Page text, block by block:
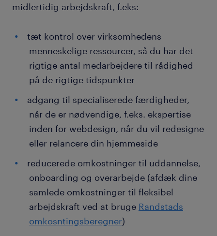
midlertidig arbejdskraft, f.eks:
tæt kontrol over virksomhedens
menneskelige ressourcer, så du har det
rigtige antal medarbejdere til rådighed
på de rigtige tidspunkter
adgang til specialiserede færdigheder,
når de er nødvendige, f.eks. ekspertise
inden for webdesign, når du vil redesigne
eller relancere din hjemmeside
reducerede omkostninger til uddannelse,
onboarding og overarbejde (afdæk dine
samlede omkostninger til fleksibel
arbejdskraft ved at bruge Randstads
omkosntingsberegner)